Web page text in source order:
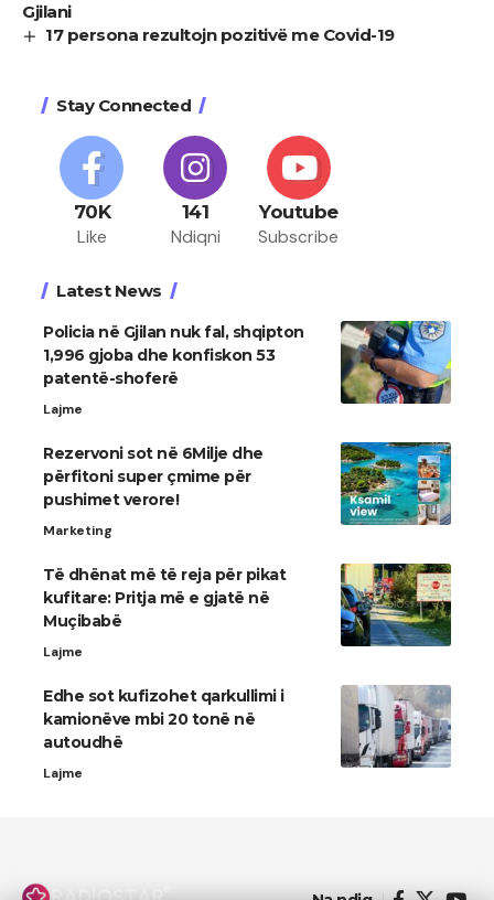
Gjilani
17 persona rezultojn pozitivë me Covid-19
Stay Connected
70K
Like
141
Ndiqni
Youtube
Subscribe
Latest News
Policia në Gjilan nuk fal, shqipton
1,996 gjoba dhe konfiskon 53
patentë-shoferë
Lajme
Rezervoni sot në 6Milje dhe
përfitoni super çmime për
pushimet verore!
Marketing
Të dhënat më të reja për pikat
kufitare: Pritja më e gjatë në
Muçibabë
Lajme
​Edhe sot kufizohet qarkullimi i
kamionëve mbi 20 tonë në
autoudhë
Lajme